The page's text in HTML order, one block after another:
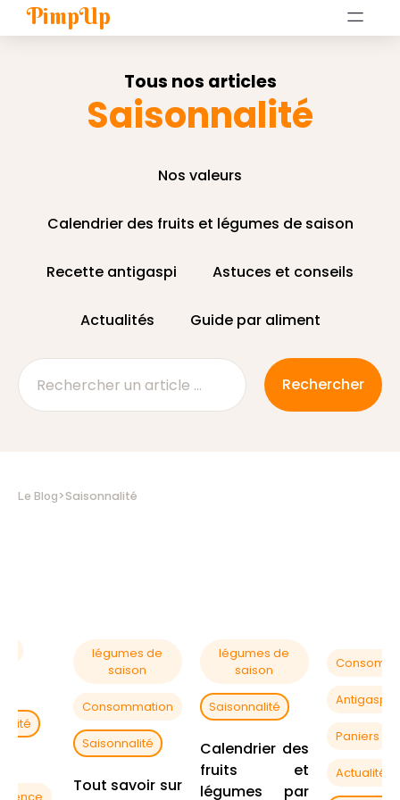
PimpUp
Tous nos articles
Saisonnalité
Nos valeurs
Calendrier des fruits et légumes de saison
Recette antigaspi Astuces et conseils
Actualités Guide par aliment
Le Blog >Saisonnalité
légumes de
saison
Consommation
Saisonnalité
Tout savoir sur
légumes de
saison
Saisonnalité
Calendrier des
fruits et
légumes par
Antigaspi
Paniers
Actualités